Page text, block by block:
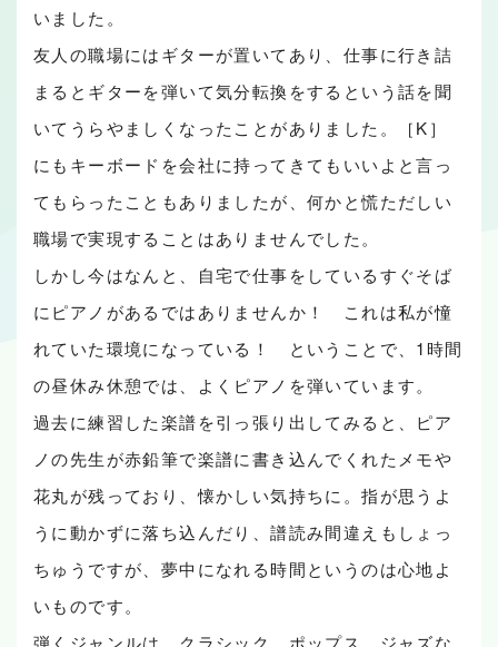
いました。
友人の職場にはギターが置いてあり、仕事に行き詰
まるとギターを弾いて気分転換をするという話を聞
いてうらやましくなったことがありました。［K］
にもキーボードを会社に持ってきてもいいよと言っ
てもらったこともありましたが、何かと慌ただしい
職場で実現することはありませんでした。
しかし今はなんと、自宅で仕事をしているすぐそば
にピアノがあるではありませんか！ これは私が憧
れていた環境になっている！ ということで、1時間
の昼休み休憩では、よくピアノを弾いています。
過去に練習した楽譜を引っ張り出してみると、ピア
ノの先生が赤鉛筆で楽譜に書き込んでくれたメモや
花丸が残っており、懐かしい気持ちに。指が思うよ
うに動かずに落ち込んだり、譜読み間違えもしょっ
ちゅうですが、夢中になれる時間というのは心地よ
いものです。
弾くジャンルは、クラシック、ポップス、ジャズな